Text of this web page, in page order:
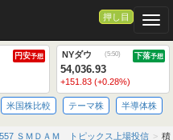
押し目
円安予想 NYダウ (5:50) 下落予想
54,036.93
+151.83 (+0.28%)
米国株比較 テーマ株 半導体株
ＳＭＤＡＭ トピックス上場投信
積